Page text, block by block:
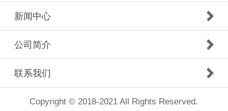
新闻中心
公司简介
联系我们
Copyright © 2018-2021 All Rights Reserved.